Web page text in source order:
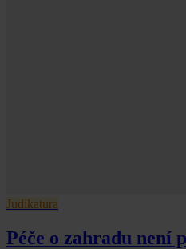
Judikatura
Péče o zahradu není